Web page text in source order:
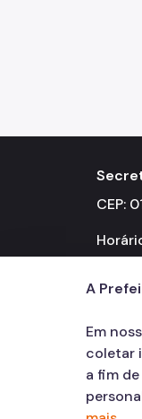
CEP:
18h
A
Em
coletar
a fim